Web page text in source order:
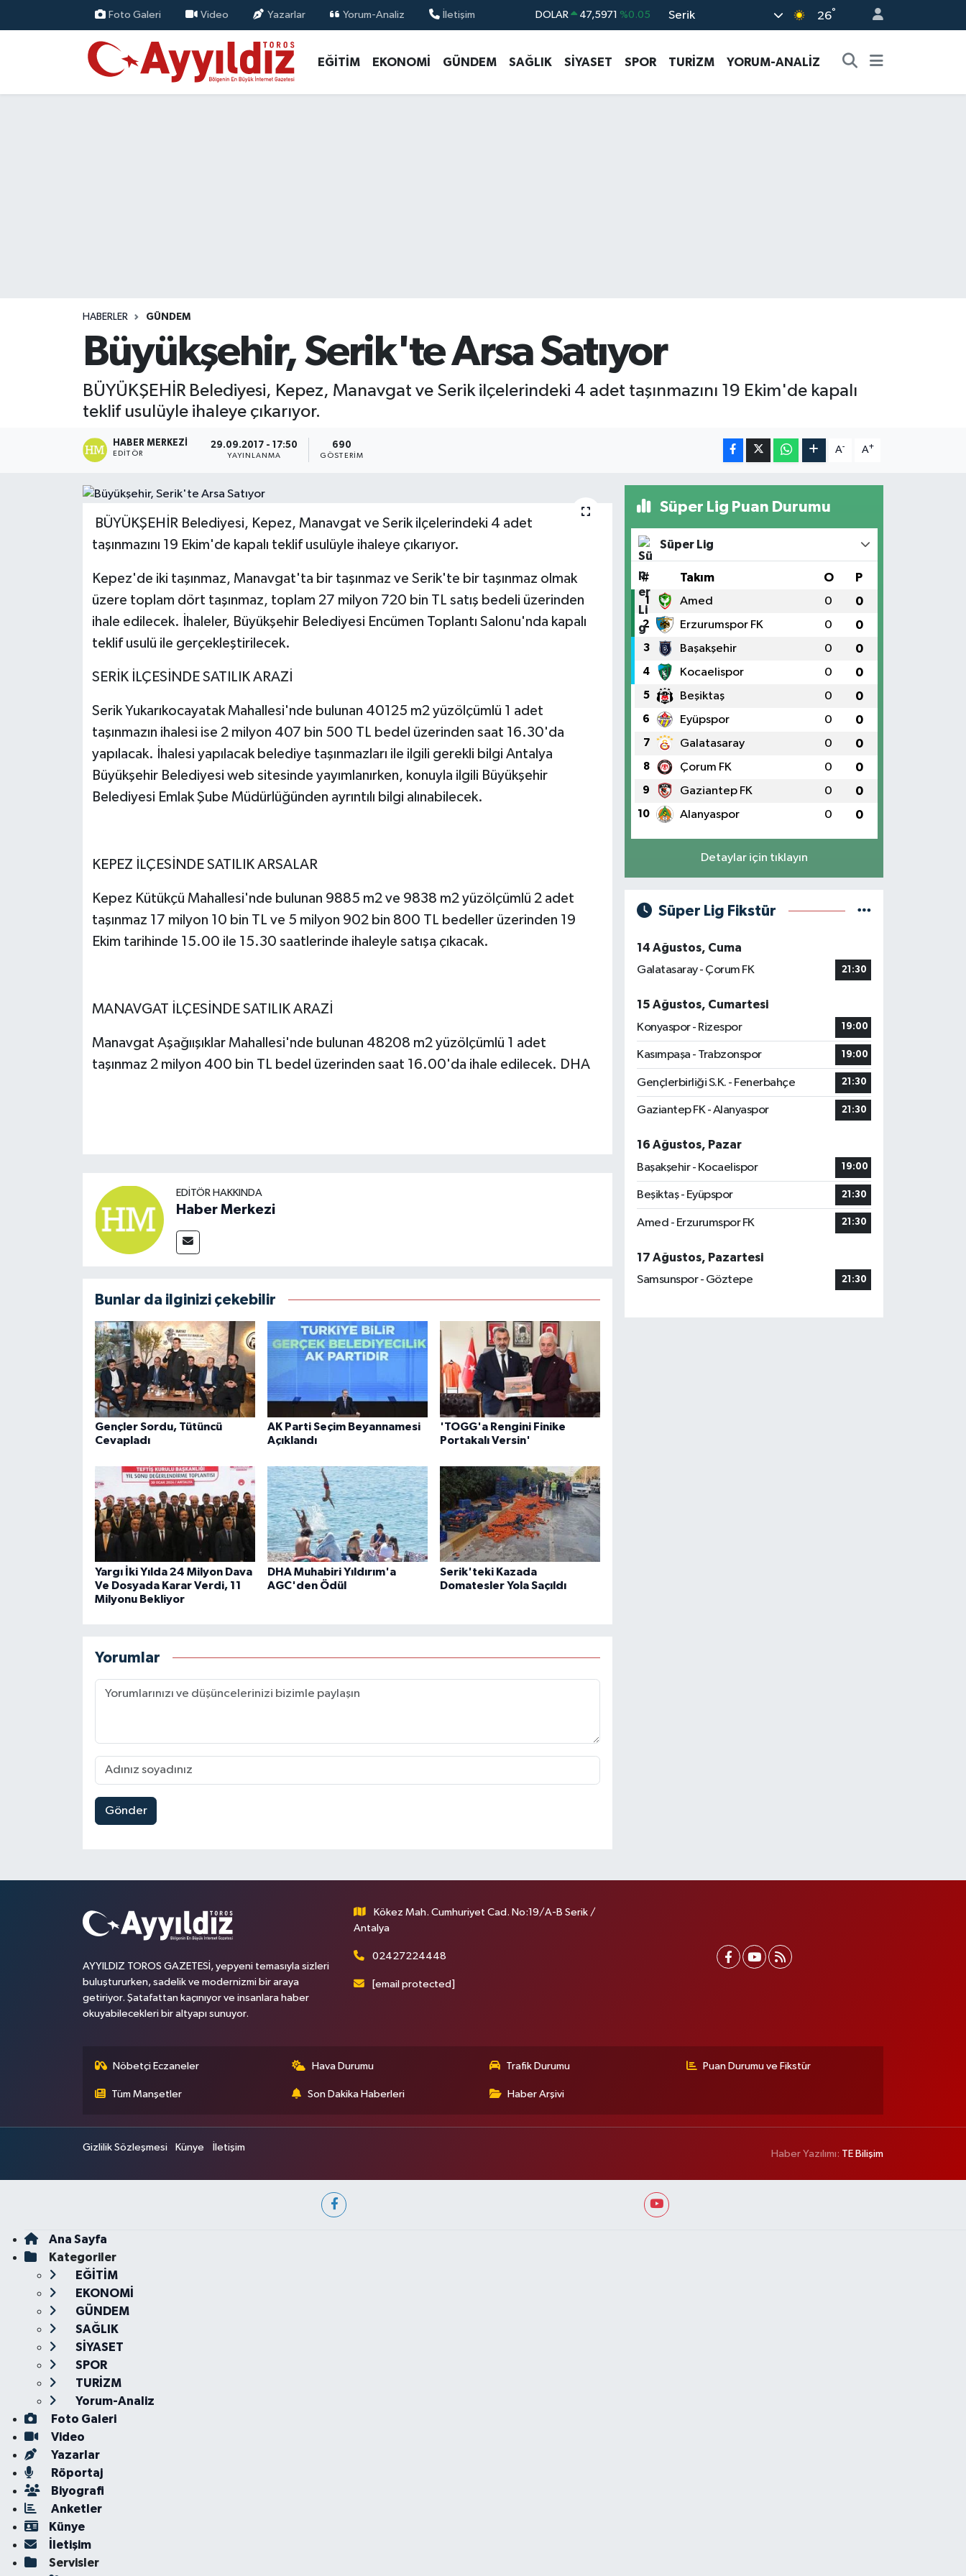
Foto Galeri Video Yazarlar Yorum-Analiz İletişim DOLAR 47,5971 %0.05
STERLİN 64,2534 %0.22
GRAM ALTIN 6527.85 %0.54
Serik 26°
EĞİTİM EKONOMİ GÜNDEM SAĞLIK SİYASET SPOR TURİZM YORUM-ANALİZ
HABERLER GÜNDEM
Büyükşehir, Serik'te Arsa Satıyor
BÜYÜKŞEHİR Belediyesi, Kepez, Manavgat ve Serik ilçelerindeki 4 adet taşınmazını 19 Ekim'de kapalı
teklif usulüyle ihaleye çıkarıyor.
HABER MERKEZI
EDITÖR
29.09.2017 - 17:50
YAYINLANMA
690
GÖSTERIM
A- A+
BÜYÜKŞEHİR Belediyesi, Kepez, Manavgat ve Serik ilçelerindeki 4 adet
taşınmazını 19 Ekim'de kapalı teklif usulüyle ihaleye çıkarıyor.
Kepez'de iki taşınmaz, Manavgat'ta bir taşınmaz ve Serik'te bir taşınmaz olmak
üzere toplam dört taşınmaz, toplam 27 milyon 720 bin TL satış bedeli üzerinden
ihale edilecek. İhaleler, Büyükşehir Belediyesi Encümen Toplantı Salonu'nda kapalı
teklif usulü ile gerçekleştirilecek.
SERİK İLÇESİNDE SATILIK ARAZİ
Serik Yukarıkocayatak Mahallesi'nde bulunan 40125 m2 yüzölçümlü 1 adet
taşınmazın ihalesi ise 2 milyon 407 bin 500 TL bedel üzerinden saat 16.30'da
yapılacak. İhalesi yapılacak belediye taşınmazları ile ilgili gerekli bilgi Antalya
Büyükşehir Belediyesi web sitesinde yayımlanırken, konuyla ilgili Büyükşehir
Belediyesi Emlak Şube Müdürlüğünden ayrıntılı bilgi alınabilecek.
KEPEZ İLÇESİNDE SATILIK ARSALAR
Kepez Kütükçü Mahallesi'nde bulunan 9885 m2 ve 9838 m2 yüzölçümlü 2 adet
taşınmaz 17 milyon 10 bin TL ve 5 milyon 902 bin 800 TL bedeller üzerinden 19
Ekim tarihinde 15.00 ile 15.30 saatlerinde ihaleyle satışa çıkacak.
MANAVGAT İLÇESİNDE SATILIK ARAZİ
Manavgat Aşağıışıklar Mahallesi'nde bulunan 48208 m2 yüzölçümlü 1 adet
taşınmaz 2 milyon 400 bin TL bedel üzerinden saat 16.00'da ihale edilecek. DHA
EDITÖR HAKKINDA
Haber Merkezi
Bunlar da ilginizi çekebilir
Gençler Sordu, Tütüncü
Cevapladı
AK Parti Seçim Beyannamesi
Açıklandı
'TOGG'a Rengini Finike
Portakalı Versin'
Yargı İki Yılda 24 Milyon Dava
Ve Dosyada Karar Verdi, 11
Milyonu Bekliyor
DHA Muhabiri Yıldırım'a
AGC'den Ödül
Serik'teki Kazada
Domatesler Yola Saçıldı
Yorumlar
Gönder
Süper Lig Puan Durumu
Süper Lig
# Takım O P
1 Amed 0 0
2 Erzurumspor FK 0 0
3 Başakşehir 0 0
4 Kocaelispor 0 0
5 Beşiktaş 0 0
6 Eyüpspor 0 0
7 Galatasaray 0 0
8 Çorum FK 0 0
9 Gaziantep FK 0 0
10 Alanyaspor 0 0
Detaylar için tıklayın
Süper Lig Fikstür
14 Ağustos, Cuma
Galatasaray - Çorum FK
21:30
15 Ağustos, Cumartesi
Konyaspor - Rizespor
19:00
Kasımpaşa - Trabzonspor 19:00
Gençlerbirliği S.K. - Fenerbahçe 21:30
Gaziantep FK - Alanyaspor 21:30
16 Ağustos, Pazar
Başakşehir - Kocaelispor
19:00
Beşiktaş - Eyüpspor 21:30
Amed - Erzurumspor FK 21:30
17 Ağustos, Pazartesi
Samsunspor - Göztepe
21:30
AYYILDIZ TOROS GAZETESİ, yepyeni temasıyla sizleri
buluştururken, sadelik ve modernizmi bir araya
getiriyor. Şatafattan kaçınıyor ve insanlara haber
okuyabilecekleri bir altyapı sunuyor.
Kökez Mah. Cumhuriyet Cad. No:19/A-B Serik /
Antalya
02427224448
[email protected]
Nöbetçi Eczaneler Hava Durumu Trafik Durumu Puan Durumu ve Fikstür
Tüm Manşetler Son Dakika Haberleri Haber Arşivi
Gizlilik Sözleşmesi Künye İletişim
Haber Yazılımı: TE Bilişim
Ana Sayfa
Kategoriler
EĞİTİM
EKONOMİ
GÜNDEM
SAĞLIK
SİYASET
SPOR
TURİZM
Yorum-Analiz
Foto Galeri
Video
Yazarlar
Röportaj
Biyografi
Anketler
Künye
İletişim
Servisler